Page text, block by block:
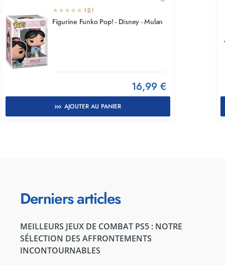
( 0 )
Figurine Funko Pop! - Disney - Mulan
16,99 €
AJOUTER AU PANIER
Derniers articles
MEILLEURS JEUX DE COMBAT PS5 : NOTRE
SÉLECTION DES AFFRONTEMENTS
INCONTOURNABLES